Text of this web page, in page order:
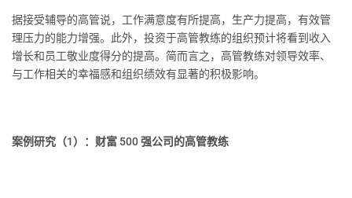
据接受辅导的高管说，工作满意度有所提高，生产力提高，有效管
理压力的能力增强。此外，投资于高管教练的组织预计将看到收入
增长和员工敬业度得分的提高。简而言之，高管教练对领导效率、
与工作相关的幸福感和组织绩效有显著的积极影响。
案例研究（1）：财富 500 强公司的高管教练